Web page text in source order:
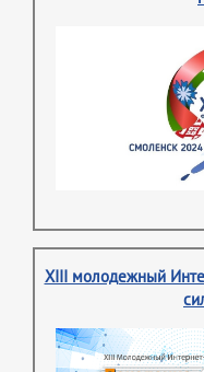
XIII молодежный